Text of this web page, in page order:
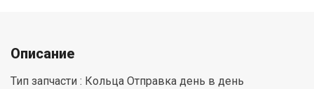
Описание
Тип запчасти : Кольца Отправка день в день